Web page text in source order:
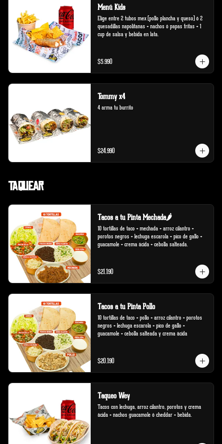
Menú Kids
Elige entre 2 tubos mex (pollo plancha y queso) ó 2
quesadillas napolitanas + nachos ó papas fritas + 1
cup de salsa y bebida en lata.
$5.990
Tommy x4
4 arma tu burrito
$24.990
Taquear
Tacos a tu Pinta Mechada🌶️
10 tortillas de taco + mechada + arroz cilantro +
porotos negros + lechuga escarola + pico de gallo +
guacamole + crema ácida + cebolla salteada.
$21.190
Tacos a tu Pinta Pollo
10 tortillas de taco + pollo + arroz cilantro + porotos
negros + lechuga escarola + pico de gallo +
guacamole + cebolla salteada y crema ácida
$20.190
Taqueo Wey
Tacos con lechuga, arroz cilantro, porotos y crema
ácida + nachos guacamole ó cheddar + bebida.